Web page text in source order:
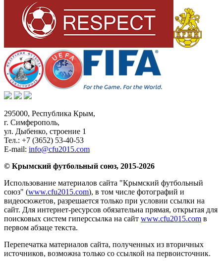
295000, Республика Крым,
г. Симферополь,
ул. Дыбенко, строение 1
Тел.: +7 (3652) 53-40-53
E-mail: info@cfu2015.com
© Крымский футбольный союз, 2015-2026
Использование материалов сайта "Крымский футбольный
союз" (www.cfu2015.com), в том числе фотографий и
видеосюжетов, разрешается только при условии ссылки на
сайт. Для интернет-ресурсов обязательна прямая, открытая для
поисковых систем гиперссылка на сайт www.cfu2015.com в
первом абзаце текста.
Перепечатка материалов сайта, полученных из вторичных
источников, возможна только со ссылкой на первоисточник.